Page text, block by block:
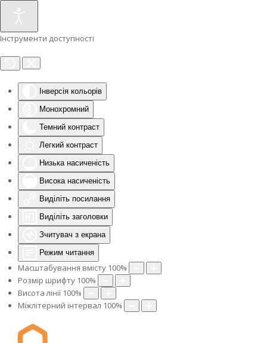
Інструменти доступності
Інверсія кольорів
Монохромний
Темний контраст
Легкий контраст
Низька насиченість
Висока насиченість
Виділіть посилання
Виділіть заголовки
Зчитувач з екрана
Режим читання
Масштабування вмісту 100%
Розмір шрифту 100%
Висота лінії 100%
Міжлітерний інтервал 100%